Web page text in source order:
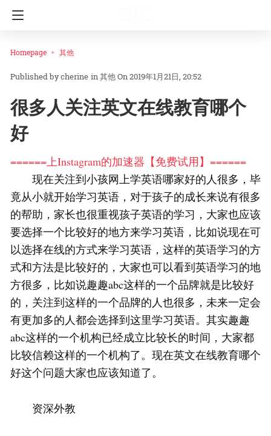
Homepage 其他
cherine in其他On 2019年1月21日, 20:52
很多人关注英文在线教育哪个
好
======上Instagram的加速器【免费试用】======
现在关注到小孩网上学英语哪家好的人很多，毕
竟从小就开始学习英语，对于孩子的成长来说有很多
的帮助，家长也很重视孩子英语的学习，大家也应该
要选择一个比较好的地方来学习英语，比如说现在可
以选择在线的方式来学习英语，这样的英语学习的方
式和方法是比较好的，大家也可以看到英语学习的地
方很多，比如说趣趣abc这样的一个品牌就是比较好
的，关注到这样的一个品牌的人也很多，未来一定会
有更加多的人都会选择到这里学习英语。其实趣趣
abc这样的一个机构已经成立比较长的时间，大家都
比较信赖这样的一个机构了。现在英文在线教育哪个
好这个问题大家也应该知道了。
资深外教